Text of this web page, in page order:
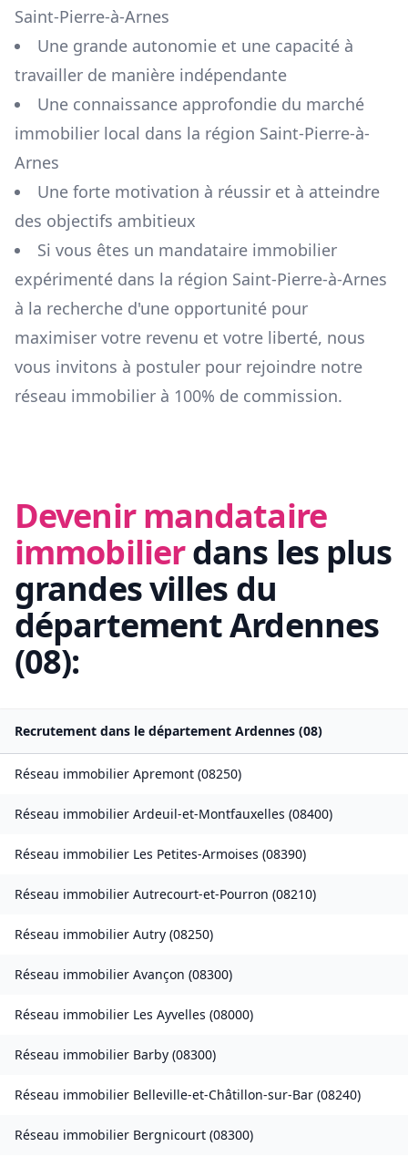
Saint-Pierre-à-Arnes
Une grande autonomie et une capacité à
travailler de manière indépendante
Une connaissance approfondie du marché
immobilier local dans la région Saint-Pierre-à-
Arnes
Une forte motivation à réussir et à atteindre
des objectifs ambitieux
Si vous êtes un mandataire immobilier
expérimenté dans la région Saint-Pierre-à-Arnes
à la recherche d'une opportunité pour
maximiser votre revenu et votre liberté, nous
vous invitons à postuler pour rejoindre notre
réseau immobilier à 100% de commission.
Devenir mandataire
immobilierdans les plus
grandes villes du
départementArdennes
(08):
Recrutement dans le département Ardennes (08)
Réseau immobilier Apremont (08250)
Réseau immobilier Ardeuil-et-Montfauxelles (08400)
Réseau immobilier Les Petites-Armoises (08390)
Réseau immobilier Autrecourt-et-Pourron (08210)
Réseau immobilier Autry (08250)
Réseau immobilier Avançon (08300)
Réseau immobilier Les Ayvelles (08000)
Réseau immobilier Barby (08300)
Réseau immobilier Belleville-et-Châtillon-sur-Bar (08240)
Réseau immobilier Bergnicourt (08300)